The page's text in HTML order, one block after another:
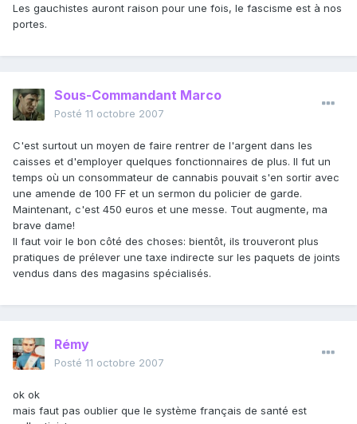
Les gauchistes auront raison pour une fois, le fascisme est à nos
portes.
Sous-Commandant Marco
Posté 11 octobre 2007
C'est surtout un moyen de faire rentrer de l'argent dans les
caisses et d'employer quelques fonctionnaires de plus. Il fut un
temps où un consommateur de cannabis pouvait s'en sortir avec
une amende de 100 FF et un sermon du policier de garde.
Maintenant, c'est 450 euros et une messe. Tout augmente, ma
brave dame!
Il faut voir le bon côté des choses: bientôt, ils trouveront plus
pratiques de prélever une taxe indirecte sur les paquets de joints
vendus dans des magasins spécialisés.
Rémy
Posté 11 octobre 2007
ok ok
mais faut pas oublier que le système français de santé est